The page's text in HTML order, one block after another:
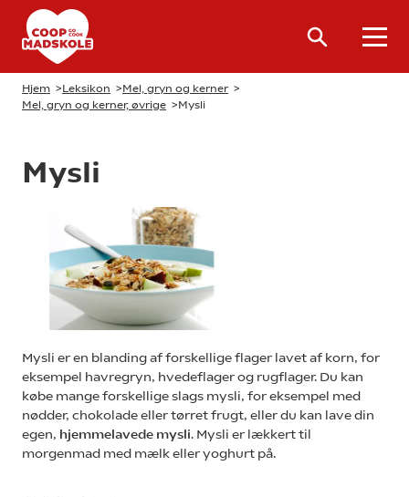
Hjem >Leksikon >Mel, gryn og kerner >
Mel, gryn og kerner, øvrige >Mysli
Mysli
Mysli er en blanding af forskellige flager lavet af korn, for
eksempel havregryn, hvedeflager og rugflager. Du kan
købe mange forskellige slags mysli, for eksempel med
nødder, chokolade eller tørret frugt, eller du kan lave din
egen, hjemmelavede mysli. Mysli er lækkert til
morgenmad med mælk eller yoghurt på.